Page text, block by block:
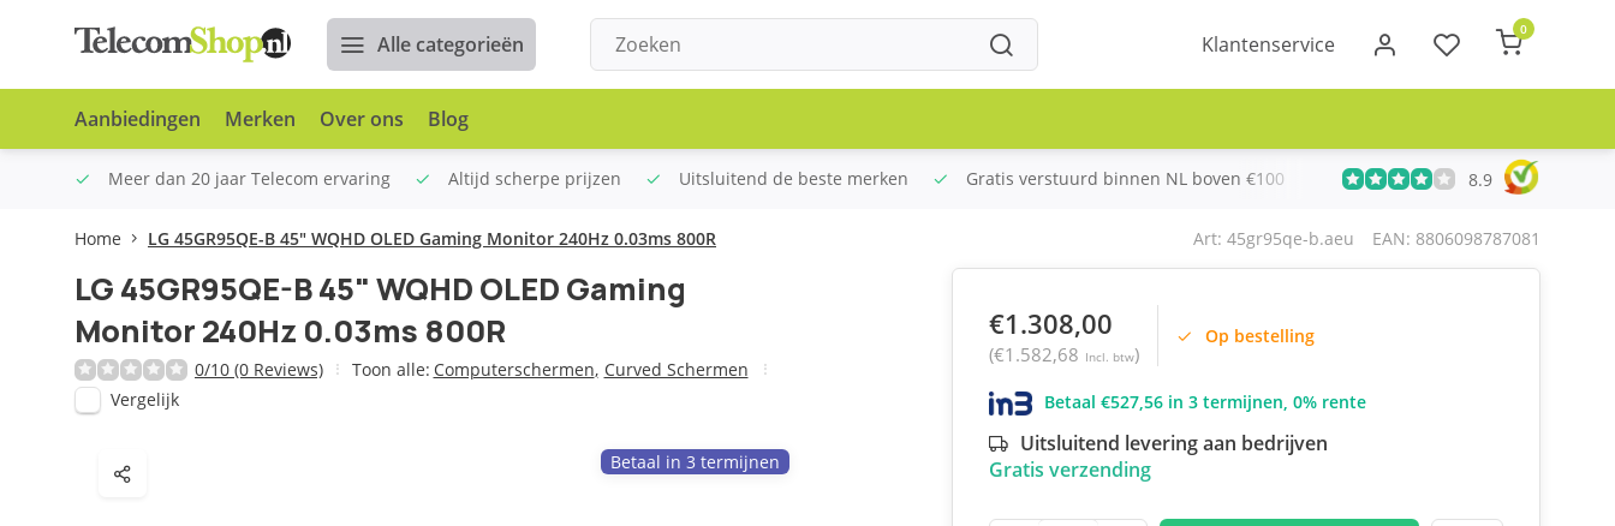
Alle categorieën Klantenservice
0
Aanbiedingen Merken Over ons Blog
Meer dan 20 jaar Telecom ervaring Altijd scherpe prijzen Uitsluitend de beste merken Gratis verstuurd binnen NL boven €100 Meer dan 20 jaar Telecom
8.9
Home LG 45GR95QE-B 45" WQHD OLED Gaming Monitor 240Hz 0.03ms 800R Art: 45gr95qe-b.aeu EAN: 8806098787081
LG 45GR95QE-B 45" WQHD OLED Gaming
Monitor 240Hz 0.03ms 800R
0/10 (0 Reviews) Toon alle: Computerschermen, Curved Schermen
Vergelijk
Betaal in 3 termijnen
€1.308,00
(€1.582,68 Incl. btw)
Op bestelling
Betaal €527,56 in 3 termijnen, 0% rente
Uitsluitend levering aan bedrijven
Gratis verzending